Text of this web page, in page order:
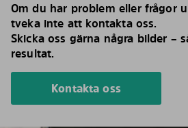
Om du har problem eller frågor
tveka inte att kontakta oss.
Skicka oss gärna några bilder –
resultat.
Kontakta oss